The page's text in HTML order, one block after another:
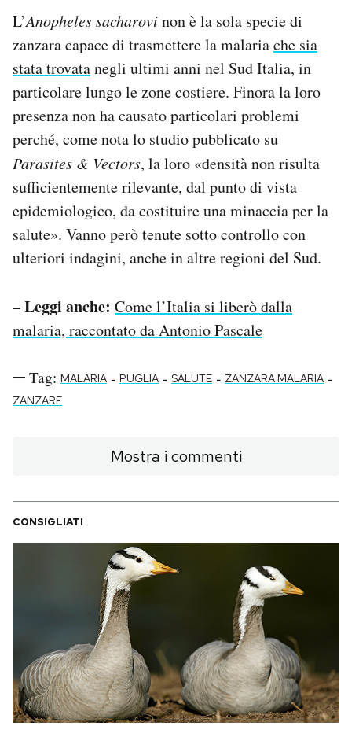
L’Anopheles sacharovinon è la sola specie di
zanzara capace di trasmettere la malariache sia
stata trovatanegli ultimi anni nel Sud Italia, in
particolare lungo le zone costiere. Finora la loro
presenza non ha causato particolari problemi
perché, come nota lo studio pubblicato su
Parasites & Vectors, la loro «densità non risulta
sufficientemente rilevante, dal punto di vista
epidemiologico, da costituire una minaccia per la
salute». Vanno però tenute sotto controllo con
ulteriori indagini, anche in altre regioni del Sud.
– Leggi anche: Come l’Italia si liberò dalla
malaria, raccontato da Antonio Pascale
Tag: MALARIA - PUGLIA - SALUTE - ZANZARA MALARIA -
ZANZARE
Mostra i commenti
CONSIGLIATI